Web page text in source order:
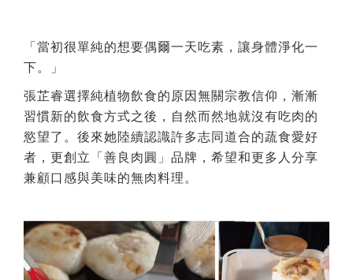
「當初很單純的想要偶爾一天吃素，讓身體淨化一
下。」
張芷睿選擇純植物飲食的原因無關宗教信仰，漸漸
習慣新的飲食方式之後，自然而然地就沒有吃肉的
慾望了。後來她陸續認識許多志同道合的蔬食愛好
者，更創立「善良肉圓」品牌，希望和更多人分享
兼顧口感與美味的無肉料理。